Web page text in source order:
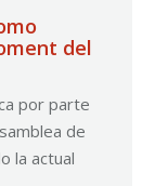
del
por parte
de
la actual